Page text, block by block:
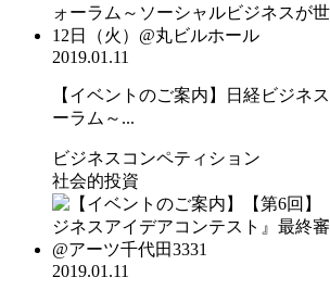
2019.01.11
【イベントのご案内】日経ビジネ
ーラム～...
ビジネスコンペティション
社会的投資
2019.01.11